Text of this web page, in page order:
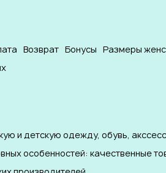
Возврат Бонусы Размеры
и детскую одежду, обувь,
особенностей: качественные